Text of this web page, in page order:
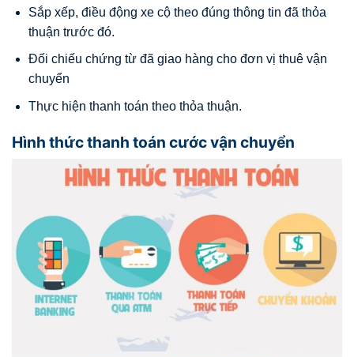
Sắp xếp, điều động xe cộ theo đúng thông tin đã thỏa
thuận trước đó.
Đối chiếu chứng từ đã giao hàng cho đơn vị thuê vận
chuyển
Thực hiện thanh toán theo thỏa thuận.
Hình thức thanh toán cước vận chuyển